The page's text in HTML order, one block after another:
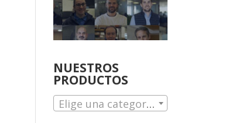
NUESTROS
PRODUCTOS
Elige una categoría